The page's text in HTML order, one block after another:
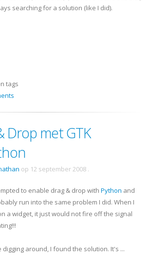
searching for a solution (like I did).
tags
Drop met GTK
op 12 september 2008 .
to enable drag & drop with Python and
run into the same problem I did. When I
a widget, it just would not fire off the signal
around, I found the solution. It's ...